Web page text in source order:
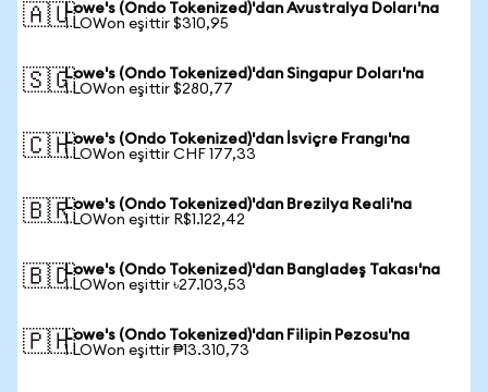
🇦🇺Lowe's (Ondo Tokenized)'dan Avustralya Doları'na
1 LOWon eşittir $310,95
🇸🇬Lowe's (Ondo Tokenized)'dan Singapur Doları'na
1 LOWon eşittir $280,77
🇨🇭Lowe's (Ondo Tokenized)'dan İsviçre Frangı'na
1 LOWon eşittir CHF 177,33
🇧🇷Lowe's (Ondo Tokenized)'dan Brezilya Reali'na
1 LOWon eşittir R$1.122,42
🇧🇩Lowe's (Ondo Tokenized)'dan Bangladeş Takası'na
1 LOWon eşittir ৳27.103,53
🇵🇭Lowe's (Ondo Tokenized)'dan Filipin Pezosu'na
1 LOWon eşittir ₱13.310,73